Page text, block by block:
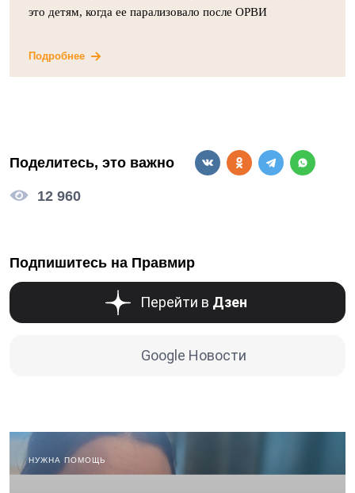
это детям, когда ее парализовало после ОРВИ
Подробнее
Поделитесь, это важно
12 960
Подпишитесь на Правмир
Перейти в Дзен
Google Новости
НУЖНА ПОМОЩЬ